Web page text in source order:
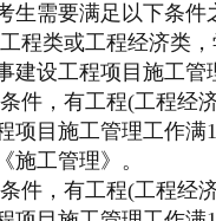
生需要满足以下条件
程类或工程经济类
建设工程项目施工管
件，有工程(工程经
项目施工管理工作满
施工管理》。
件，有工程(工程经